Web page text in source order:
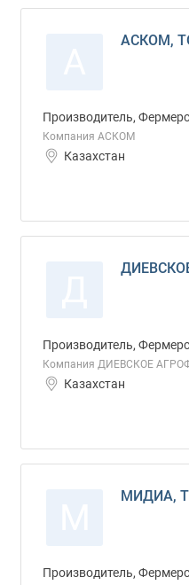
АСКОМ,
Производитель,
Компания АСКОМ
Казахстан
Производитель,
Компания ДИЕВСКОЕ
Казахстан
МИДИА,
Производитель,